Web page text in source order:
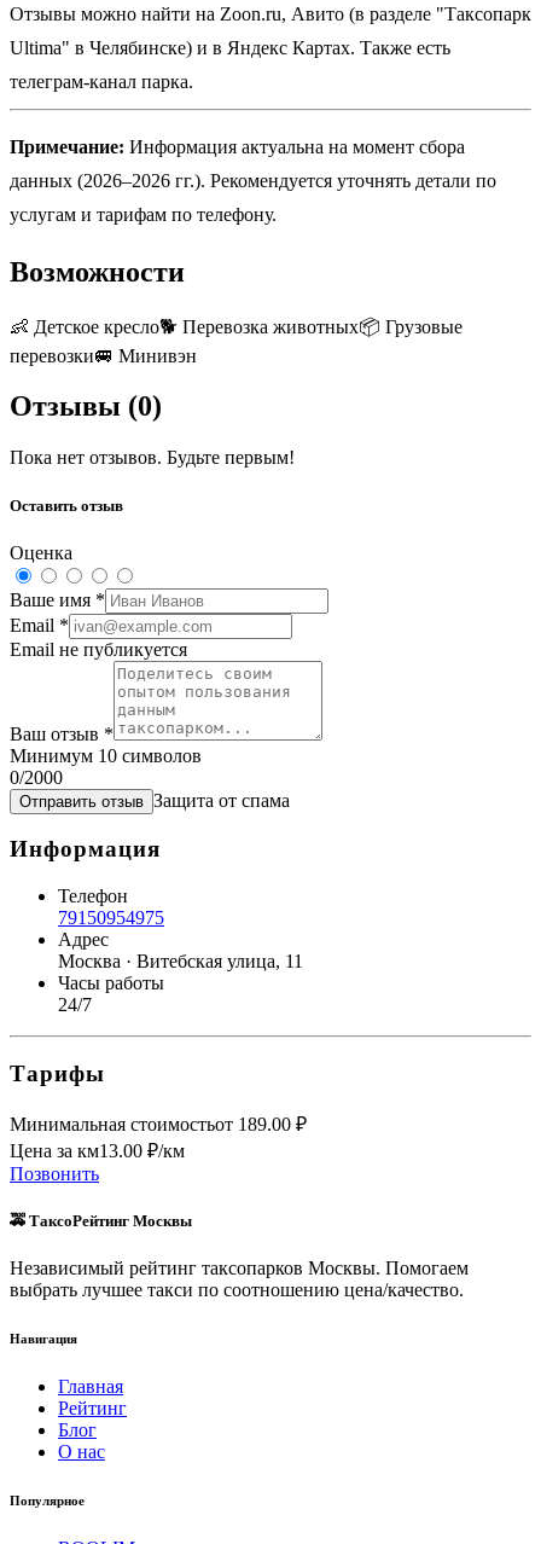
Отзывы можно найти на Zoon.ru, Авито (в разделе "Таксопарк
Ultima" в Челябинске) и в Яндекс Картах. Также есть
телеграм-канал парка.
Примечание: Информация актуальна на момент сбора
данных (2026–2026 гг.). Рекомендуется уточнять детали по
услугам и тарифам по телефону.
Возможности
👶 Детское кресло🐕 Перевозка животных📦 Грузовые
перевозки🚐 Минивэн
Отзывы (0)
Пока нет отзывов. Будьте первым!
Оставить отзыв
Оценка
Ваше имя *
Email *
Email не публикуется
Ваш отзыв *
Минимум 10 символов
0/2000
Отправить отзыв Защита от спама
Информация
Телефон
79150954975
Адрес
Москва · Витебская улица, 11
Часы работы
24/7
Тарифы
Минимальная стоимостьот 189.00 ₽
Цена за км13.00 ₽/км
Позвонить
🚕 ТаксоРейтинг Москвы
Независимый рейтинг таксопарков Москвы. Помогаем
выбрать лучшее такси по соотношению цена/качество.
Навигация
Главная
Рейтинг
Блог
О нас
Популярное